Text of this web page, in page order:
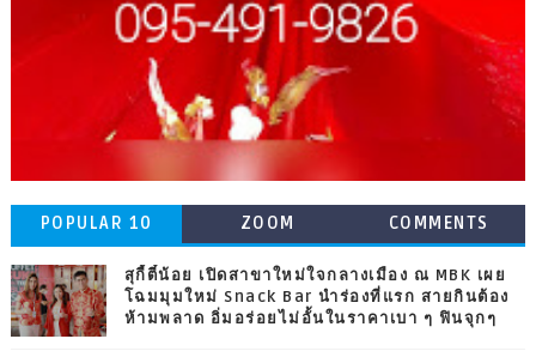
POPULAR 10 ZOOM COMMENTS
สุกี้ตี๋น้อย เปิดสาขาใหม่ใจกลางเมือง ณ MBK เผย
โฉมมุมใหม่ Snack Bar นำร่องที่แรก สายกินต้อง
ห้ามพลาด อิ่มอร่อยไม่อั้นในราคาเบา ๆ ฟินจุกๆ